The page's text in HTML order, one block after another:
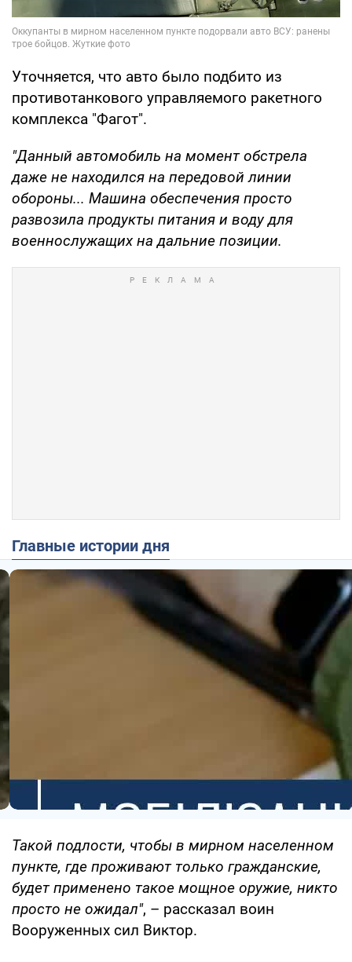
Уточняется, что авто было подбито из
противотанкового управляемого ракетного
комплекса "Фагот".
"Данный автомобиль на момент обстрела
даже не находился на передовой линии
обороны... Машина обеспечения просто
развозила продукты питания и воду для
военнослужащих на дальние позиции.
Главные истории дня
Такой подлости, чтобы в мирном населенном
пункте, где проживают только гражданские,
будет применено такое мощное оружие, никто
просто не ожидал", – рассказал воин
Вооруженных сил Виктор.